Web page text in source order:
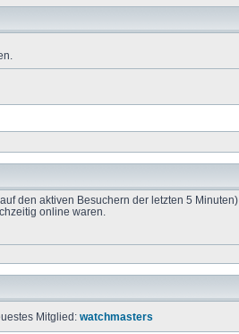
den aktiven Besuchern der letzten 5 Minuten)
online waren.
Mitglied: watchmasters